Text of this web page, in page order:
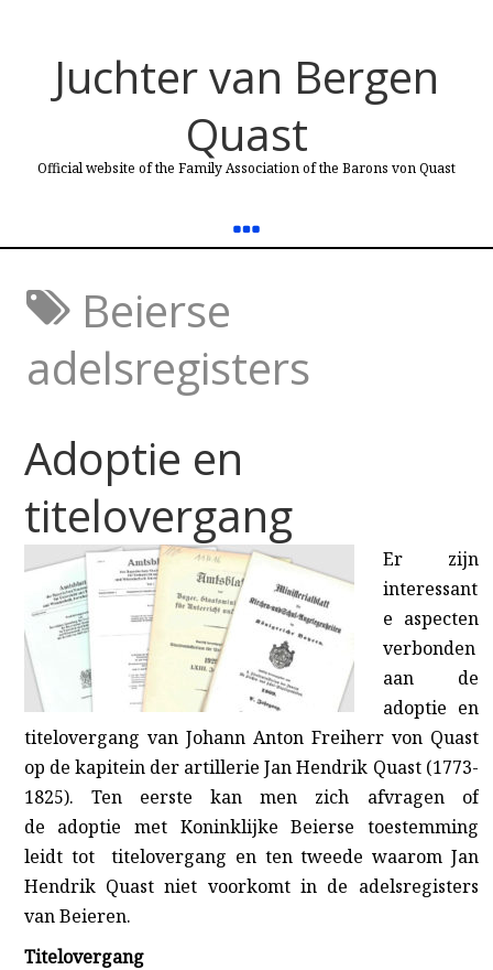
Juchter van Bergen
Quast
Official website of the Family Association of the Barons von Quast
Beierse
adelsregisters
Adoptie en
titelovergang
Er zijn
interessant
e aspecten
verbonden
aan de
adoptie en
titelovergang van Johann Anton Freiherr von Quast
op de kapitein der artillerie Jan Hendrik Quast (1773-
1825). Ten eerste kan men zich afvragen of
de adoptie met Koninklijke Beierse toestemming
leidt tot titelovergang en ten tweede waarom Jan
Hendrik Quast niet voorkomt in de adelsregisters
van Beieren.
Titelovergang